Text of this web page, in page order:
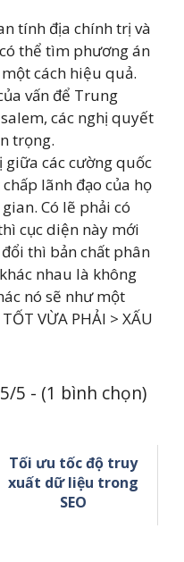
tính địa chính trị và
thể tìm phương án
cách hiệu quả.
vấn để Trung
các nghị quyết
trọng.
giữa các cường quốc
lãnh đạo của họ
Có lẽ phải có
cục diện này mới
thì bản chất phân
nhau là không
nó sẽ như một
VỪA PHẢI > XẤU
5/5 - (1 bình chọn)
Tối ưu tốc độ truy
xuất dữ liệu trong
SEO